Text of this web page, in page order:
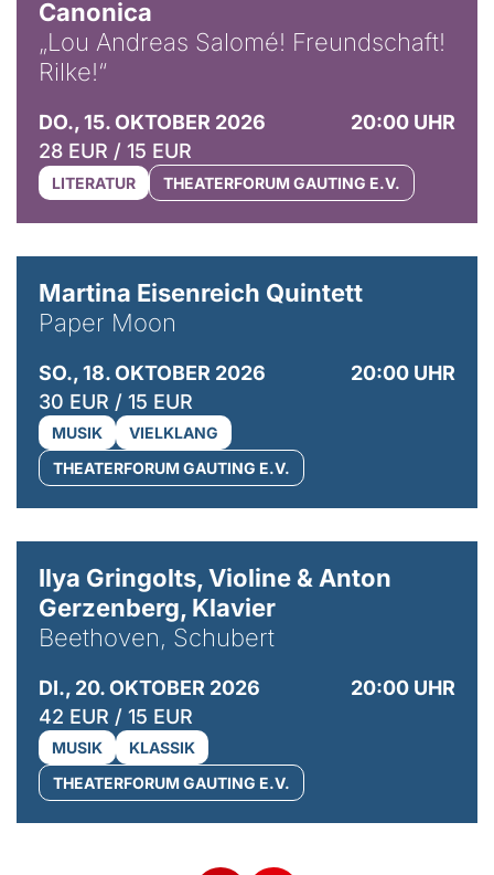
Canonica
„Lou Andreas Salomé! Freundschaft!
Rilke!“
DO., 15. OKTOBER 2026
20:00 UHR
28 EUR / 15 EUR
LITERATUR THEATERFORUM GAUTING E.V.
Martina Eisenreich Quintett
Paper Moon
SO., 18. OKTOBER 2026
20:00 UHR
30 EUR / 15 EUR
MUSIK
VIELKLANG
THEATERFORUM GAUTING E.V.
Ilya Gringolts, Violine & Anton
Gerzenberg, Klavier
Beethoven, Schubert
DI., 20. OKTOBER 2026
20:00 UHR
42 EUR / 15 EUR
MUSIK
KLASSIK
THEATERFORUM GAUTING E.V.